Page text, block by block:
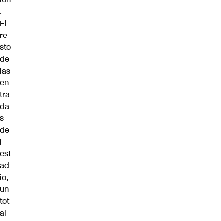
.
El
re
sto
de
las
en
tra
da
s
de
l
est
ad
io,
un
tot
al